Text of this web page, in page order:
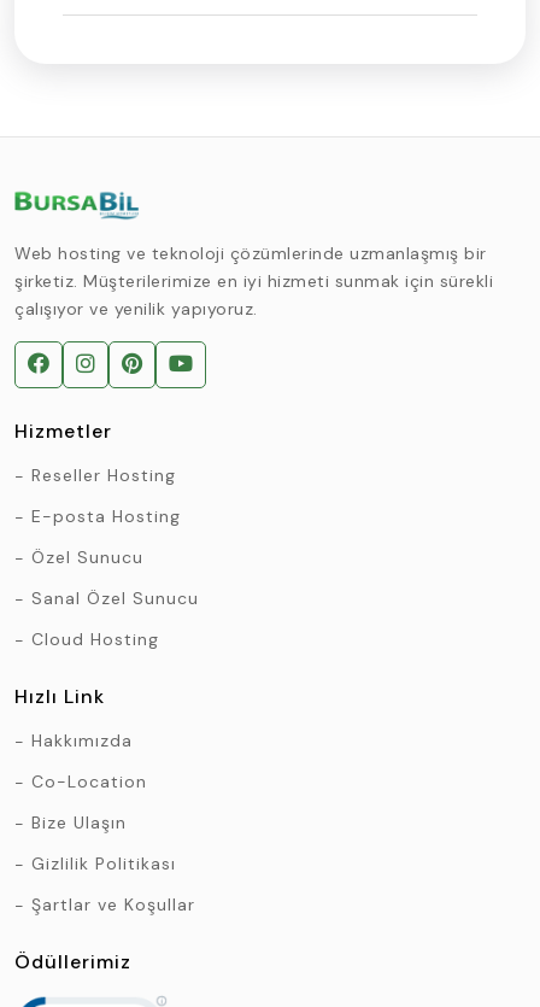
Web hosting ve teknoloji çözümlerinde uzmanlaşmış bir
şirketiz. Müşterilerimize en iyi hizmeti sunmak için sürekli
çalışıyor ve yenilik yapıyoruz.
Hizmetler
Reseller Hosting
E-posta Hosting
Özel Sunucu
Sanal Özel Sunucu
Cloud Hosting
Hızlı Link
Hakkımızda
Co-Location
Bize Ulaşın
Gizlilik Politikası
Şartlar ve Koşullar
Ödüllerimiz